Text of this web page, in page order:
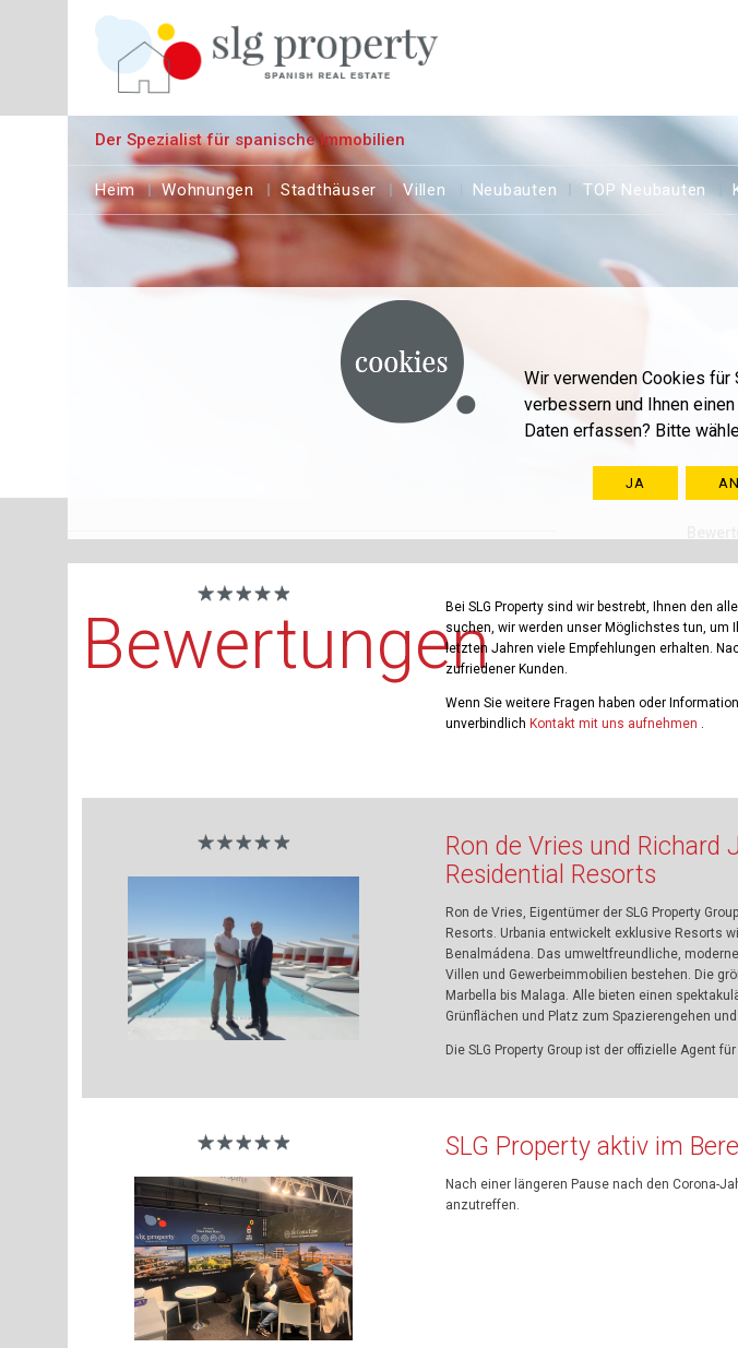
Wir verwenden Cookies
verbessern und Ihnen
Daten erfassen? Bitte
JA
Der Spezialist für spanische Immobilien
Heim Wohnungen Stadthäuser Villen Neubauten TOP Neubauten
BewertungenBei SLG Property sind wir bestrebt, Ihnen den
suchen, wir werden unser Möglichstes tun, um
letzten Jahren viele Empfehlungen erhalten.
zufriedener Kunden.
Wenn Sie weitere Fragen haben oder
unverbindlich Kontakt mit uns aufnehmen .
Ron de Vries und Richard
Residential Resorts
Ron de Vries, Eigentümer der SLG Property
Resorts. Urbania entwickelt exklusive Resorts
Benalmádena. Das umweltfreundliche,
Villen und Gewerbeimmobilien bestehen. Die
Marbella bis Malaga. Alle bieten einen
Grünflächen und Platz zum Spazierengehen
Die SLG Property Group ist der offizielle Agent
SLG Property aktiv im
Nach einer längeren Pause nach den Corona-
anzutreffen.